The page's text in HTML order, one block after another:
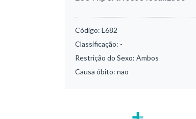
Código: L682
Classificação: -
Restrição do Sexo: Ambos
Causa óbito: nao